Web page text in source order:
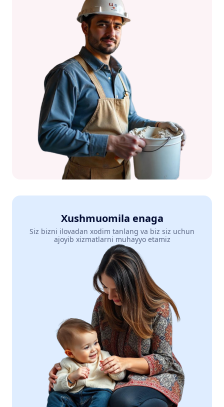
Xushmuomila enaga
Siz bizni ilovadan xodim tanlang va biz siz uchun
ajoyib xizmatlarni muhayyo etamiz